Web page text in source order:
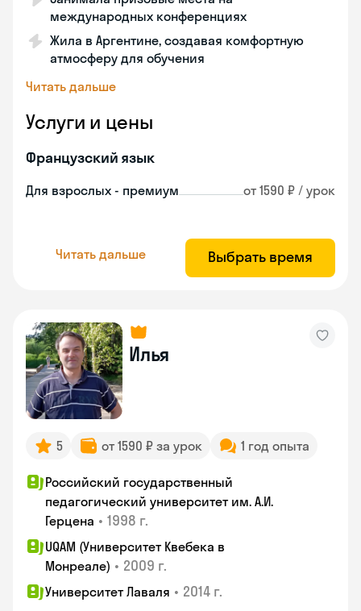
международных конференциях
Жила в Аргентине, создавая комфортную
атмосферу для обучения
Читать дальше
Услуги и цены
Французский язык
Для взрослых - премиум от 1590 ₽ / урок
Читать дальше Выбрать время
Илья
5 от 1590 ₽ за урок 1 год опыта
Российский государственный
педагогический университет им. А.И.
Герцена • 1998 г.
UQAM (Университет Квебека в
Монреале) • 2009 г.
Университет Лаваля • 2014 г.